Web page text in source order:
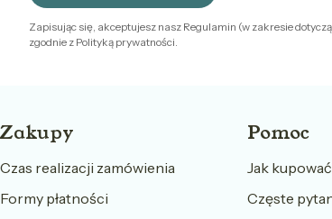
Zapisując się, akceptujesz nasz Regulamin (w zakresie
zgodnie z Polityką prywatności.
Linki w stopce
Zakupy
Czas realizacji zamówienia
Formy płatności
Pomoc
Jak
Częste